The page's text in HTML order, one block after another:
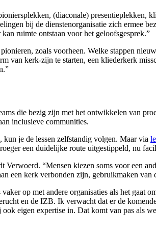
(diaconale) presentieplekken,
bij de dienstenorganisatie zich ermee
ruimte ontstaan voor het geloofsgesprek.”
zoals voorheen. Welke stappen
van kerk-zijn te starten, een kliederkerk
die bezig zijn met het ontwikkelen van
inclusieve communities.
je de lessen zelfstandig volgen. Maar via
een duidelijke route uitgestippeld, nu
“Mensen kiezen soms voor een
een kerk verbonden zijn, gebruikmaken
op met andere organisaties als het
en de IZB. Ik verwacht dat er de
eigen expertise in. Dat komt van pas als